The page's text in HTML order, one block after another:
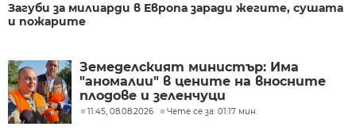
Загуби за милиарди в Европа заради жегите, сушата
и пожарите
Земеделският министър: Има
"аномалии" в цените на вносните
плодове и зеленчуци
11:45, 08.08.2026 Чете се за: 01:17 мин.